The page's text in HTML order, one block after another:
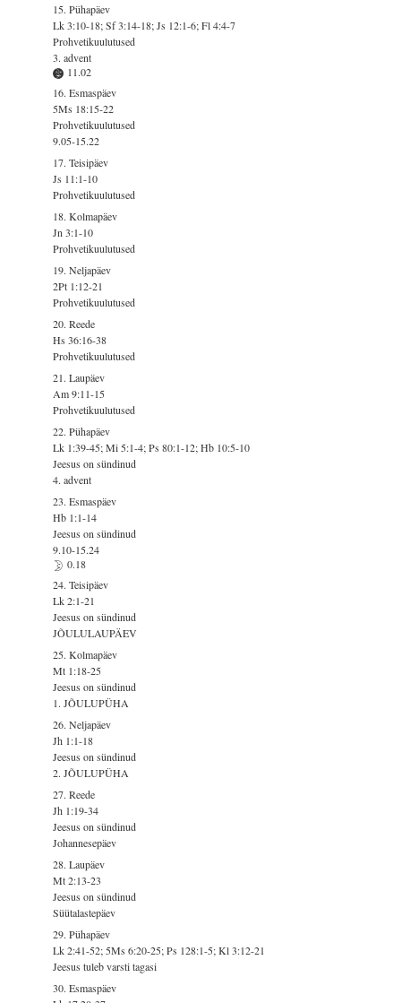
15. Pühapäev
Lk 3:10-18; Sf 3:14-18; Js 12:1-6; Fl 4:4-7
Prohvetikuulutused
3. advent
11.02
16. Esmaspäev
5Ms 18:15-22
Prohvetikuulutused
9.05-15.22
17. Teisipäev
Js 11:1-10
Prohvetikuulutused
18. Kolmapäev
Jn 3:1-10
Prohvetikuulutused
19. Neljapäev
2Pt 1:12-21
Prohvetikuulutused
20. Reede
Hs 36:16-38
Prohvetikuulutused
21. Laupäev
Am 9:11-15
Prohvetikuulutused
22. Pühapäev
Lk 1:39-45; Mi 5:1-4; Ps 80:1-12; Hb 10:5-10
Jeesus on sündinud
4. advent
23. Esmaspäev
Hb 1:1-14
Jeesus on sündinud
9.10-15.24
0.18
24. Teisipäev
Lk 2:1-21
Jeesus on sündinud
JÕULULAUPÄEV
25. Kolmapäev
Mt 1:18-25
Jeesus on sündinud
1. JÕULUPÜHA
26. Neljapäev
Jh 1:1-18
Jeesus on sündinud
2. JÕULUPÜHA
27. Reede
Jh 1:19-34
Jeesus on sündinud
Johannesepäev
28. Laupäev
Mt 2:13-23
Jeesus on sündinud
Süütalastepäev
29. Pühapäev
Lk 2:41-52; 5Ms 6:20-25; Ps 128:1-5; Kl 3:12-21
Jeesus tuleb varsti tagasi
30. Esmaspäev